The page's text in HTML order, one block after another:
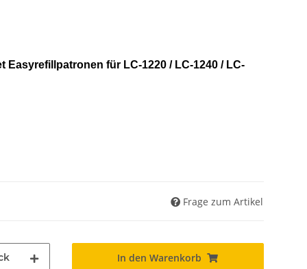
Easyrefillpatronen für LC-1220 / LC-1240 / LC-
Frage zum Artikel
In den Warenkorb